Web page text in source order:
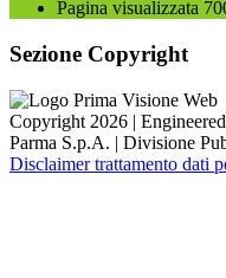
Pagina visualizzata
Sezione Copyright
Copyright 2026 |
Parma S.p.A. | Divisione
Disclaimer trattamento dati